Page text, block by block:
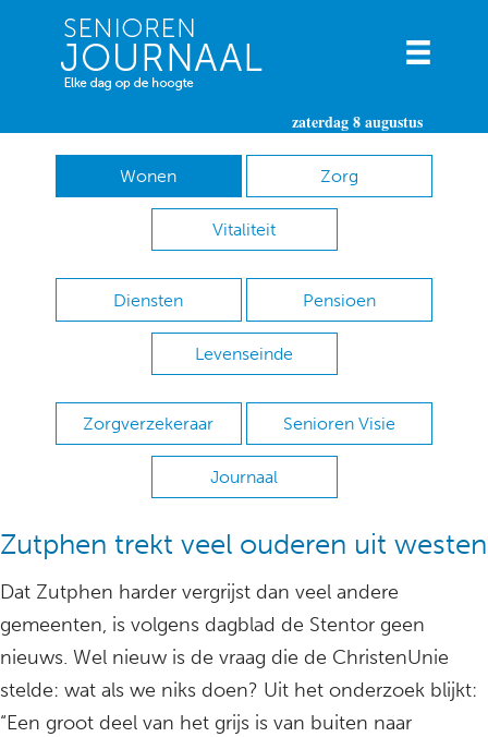
zaterdag 8 augustus
Wonen Zorg
Vitaliteit
Diensten Pensioen
Levenseinde
Zorgverzekeraar Senioren Visie
Journaal
Zutphen trekt veel ouderen uit westen
Dat Zutphen harder vergrijst dan veel andere
gemeenten, is volgens dagblad de Stentor geen
nieuws. Wel nieuw is de vraag die de ChristenUnie
stelde: wat als we niks doen? Uit het onderzoek blijkt:
“Een groot deel van het grijs is van buiten naar